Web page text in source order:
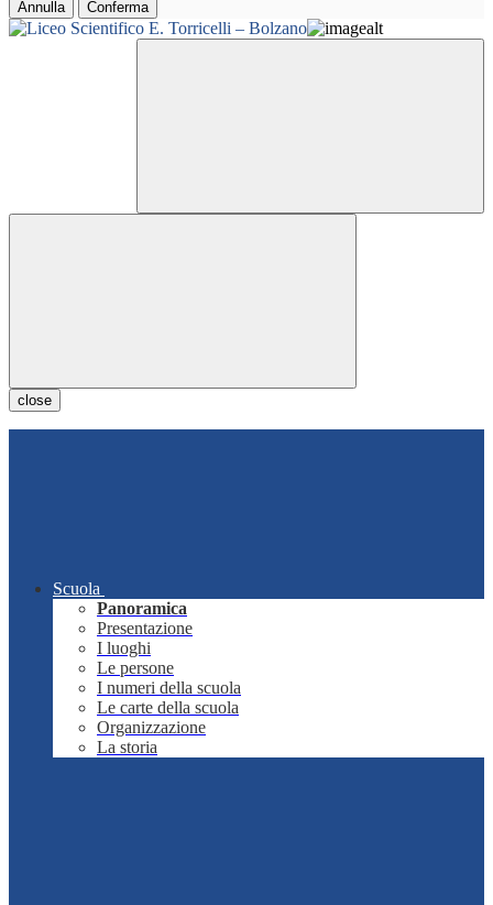
Annulla Conferma
close
Scuola
Panoramica
Presentazione
I luoghi
Le persone
I numeri della scuola
Le carte della scuola
Organizzazione
La storia